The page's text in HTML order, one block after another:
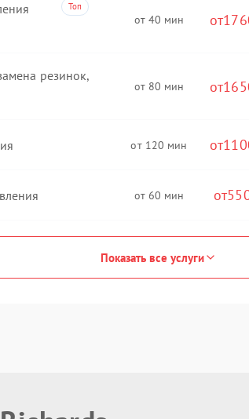
40
резинок,
80
120
60
Показать все услуги